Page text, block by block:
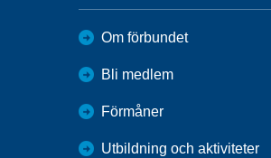
Om förbundet
Bli medlem
Förmåner
Utbildning och aktiviteter